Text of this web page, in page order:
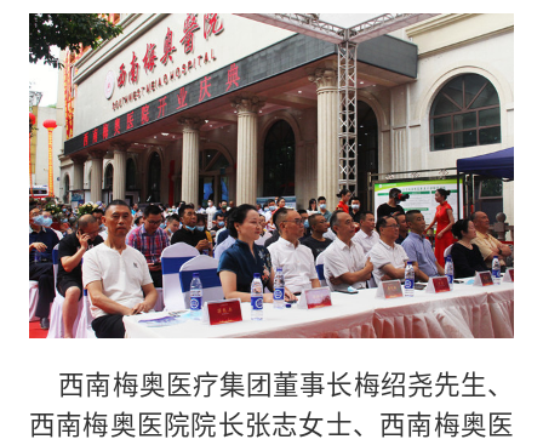
西南梅奥医疗集团董事长梅绍尧先生、
西南梅奥医院院长张志女士、西南梅奥医